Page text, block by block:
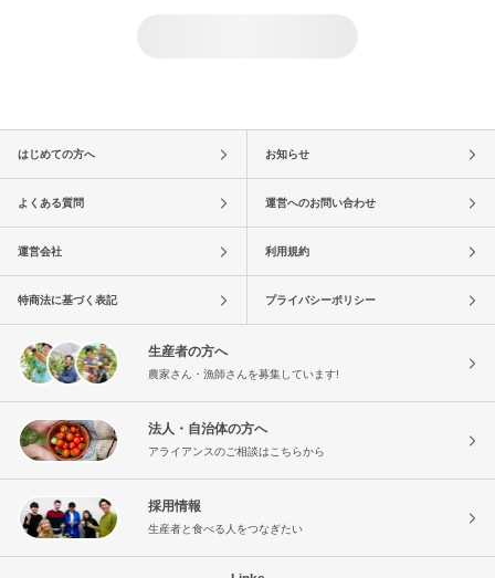
はじめての方へ お知らせ
よくある質問 運営へのお問い合わせ
運営会社 利用規約
特商法に基づく表記 プライバシーポリシー
生産者の方へ
農家さん・漁師さんを募集しています!
法人・自治体の方へ
アライアンスのご相談はこちらから
採用情報
生産者と食べる人をつなぎたい